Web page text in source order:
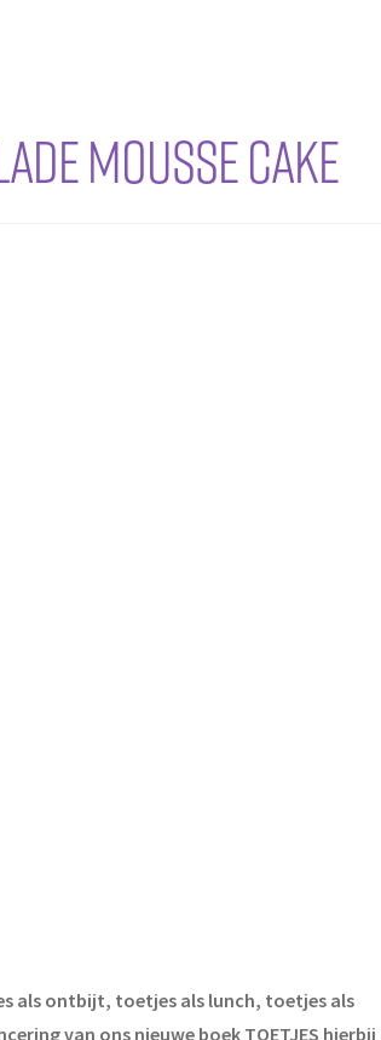
Mousse Cake
als ontbijt, toetjes als lunch, toetjes als
van ons nieuwe boek TOETJES hierbij